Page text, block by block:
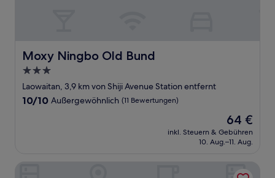
Moxy Ningbo Old Bund
Moxy Ningbo Old Bund
3.0-
Sterne-
Unterkunft
Laowaitan, 3,9 km von Shiji Avenue Station entfernt
10.0
10/10 Außergewöhnlich (11 Bewertungen)
Der
Preis
beträgt
64 €
inkl. Steuern & Gebühren
10. Aug.–11. Aug.